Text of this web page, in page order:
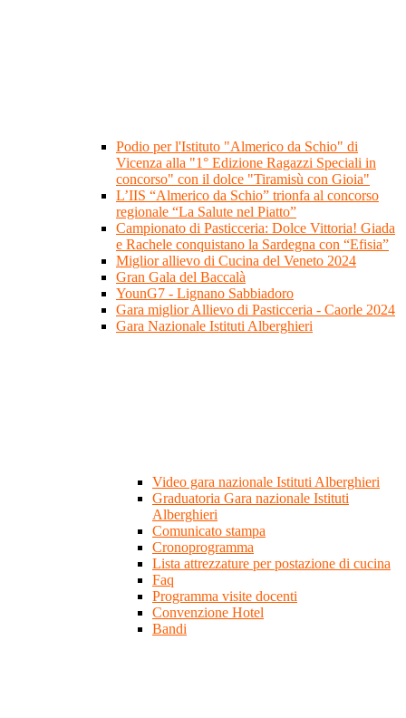
Podio per l'Istituto "Almerico da Schio" di
Vicenza alla "1° Edizione Ragazzi Speciali in
concorso" con il dolce "Tiramisù con Gioia"
L’IIS “Almerico da Schio” trionfa al concorso
regionale “La Salute nel Piatto”
Campionato di Pasticceria: Dolce Vittoria! Giada
e Rachele conquistano la Sardegna con “Efisia”
Miglior allievo di Cucina del Veneto 2024
Gran Gala del Baccalà
YounG7 - Lignano Sabbiadoro
Gara miglior Allievo di Pasticceria - Caorle 2024
Gara Nazionale Istituti Alberghieri
Video gara nazionale Istituti Alberghieri
Graduatoria Gara nazionale Istituti
Alberghieri
Comunicato stampa
Cronoprogramma
Lista attrezzature per postazione di cucina
Faq
Programma visite docenti
Convenzione Hotel
Bandi